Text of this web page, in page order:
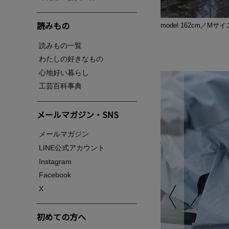
読みもの
読みもの一覧
わたしの好きなもの
心地好い暮らし
工芸百科事典
メールマガジン・SNS
メールマガジン
LINE公式アカウント
Instagram
Facebook
X
初めての方へ
model 162cm／Mサイ